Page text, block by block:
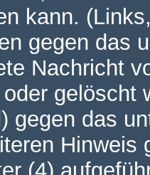
kann.
gegen das
Nachricht
gelöscht
gegen das
Hinweis